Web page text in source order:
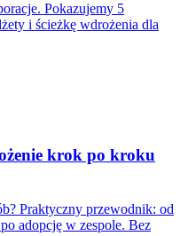
Pokazujemy 5
i ścieżkę wdrożenia dla
krok po kroku
Praktyczny przewodnik: od
adopcję w zespole. Bez